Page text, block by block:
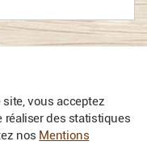
vous acceptez
réaliser des statistiques
nos Mentions